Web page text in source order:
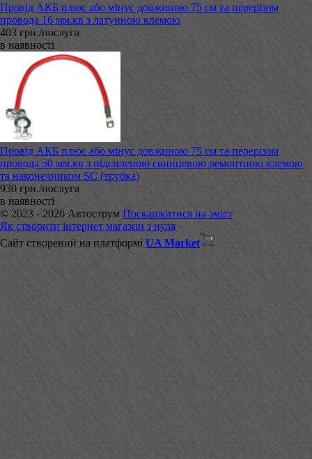
Провід АКБ плюс або мінус довжиною 75 см та перерізом
провода 16 мм.кв з латунною клемою
403 грн./послуга
в наявності
Провід АКБ плюс або мінус довжиною 75 см та перерізом
провода 50 мм.кв з підсиленою свинцевою ремонтною клемою
та наконечником SC (трубка)
930 грн./послуга
в наявності
© 2023 - 2026 Автострум Поскаржитися на зміст
Як створити інтернет магазин з нуля
Сайт створений на платформі UA Market